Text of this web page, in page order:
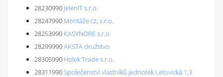
28230990 JelenIT s.r.o.
28247990 Montáže cz, s.r.o.
28253990 KASYNORE s.r.o.
28299990AKSTA družstvo
28305990 Holek Trade s.r.o.
28311990Společenství vlastníků jednotek Letovická 1,3